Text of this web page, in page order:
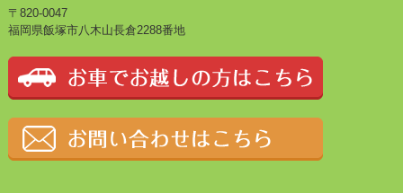
〒820-0047
福岡県飯塚市八木山長倉2288番地